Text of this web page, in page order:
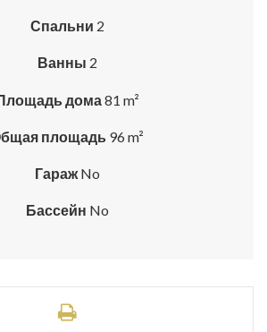
Спальни 2
Ванны 2
дома 81 m²
площадь 96 m²
ГаражNo
Бассейн No